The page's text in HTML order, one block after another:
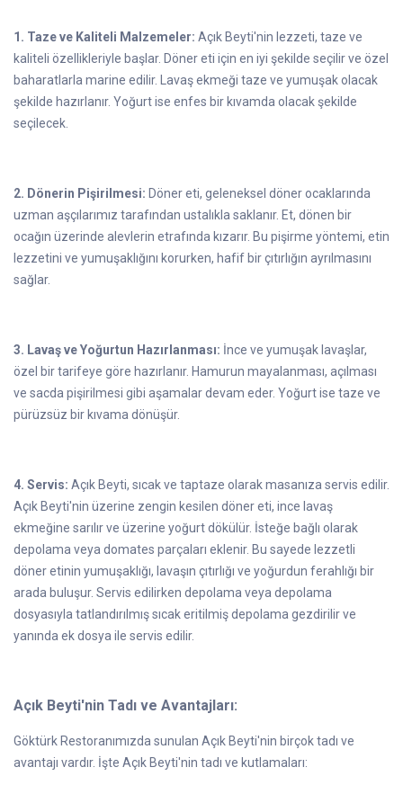
1. Taze ve Kaliteli Malzemeler: Açık Beyti'nin lezzeti, taze ve
kaliteli özellikleriyle başlar. Döner eti için en iyi şekilde seçilir ve özel
baharatlarla marine edilir. Lavaş ekmeği taze ve yumuşak olacak
şekilde hazırlanır. Yoğurt ise enfes bir kıvamda olacak şekilde
seçilecek.
2. Dönerin Pişirilmesi: Döner eti, geleneksel döner ocaklarında
uzman aşçılarımız tarafından ustalıkla saklanır. Et, dönen bir
ocağın üzerinde alevlerin etrafında kızarır. Bu pişirme yöntemi, etin
lezzetini ve yumuşaklığını korurken, hafif bir çıtırlığın ayrılmasını
sağlar.
3. Lavaş ve Yoğurtun Hazırlanması: İnce ve yumuşak lavaşlar,
özel bir tarifeye göre hazırlanır. Hamurun mayalanması, açılması
ve sacda pişirilmesi gibi aşamalar devam eder. Yoğurt ise taze ve
pürüzsüz bir kıvama dönüşür.
4. Servis: Açık Beyti, sıcak ve taptaze olarak masanıza servis edilir.
Açık Beyti'nin üzerine zengin kesilen döner eti, ince lavaş
ekmeğine sarılır ve üzerine yoğurt dökülür. İsteğe bağlı olarak
depolama veya domates parçaları eklenir. Bu sayede lezzetli
döner etinin yumuşaklığı, lavaşın çıtırlığı ve yoğurdun ferahlığı bir
arada buluşur. Servis edilirken depolama veya depolama
dosyasıyla tatlandırılmış sıcak eritilmiş depolama gezdirilir ve
yanında ek dosya ile servis edilir.
Açık Beyti'nin Tadı ve Avantajları:
Göktürk Restoranımızda sunulan Açık Beyti'nin birçok tadı ve
avantajı vardır. İşte Açık Beyti'nin tadı ve kutlamaları: